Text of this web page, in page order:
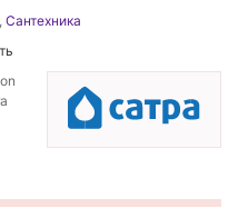
, Сантехника